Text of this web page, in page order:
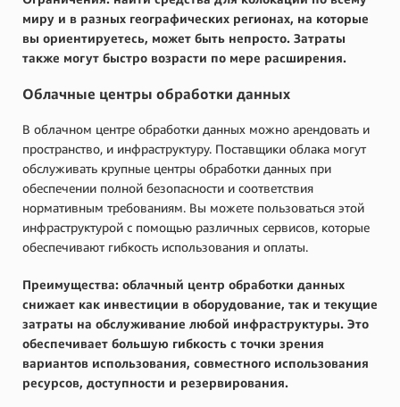
миру и в разных географических регионах, на которые
вы ориентируетесь, может быть непросто. Затраты
также могут быстро возрасти по мере расширения.
Облачные центры обработки данных
В облачном центре обработки данных можно арендовать и
пространство, и инфраструктуру. Поставщики облака могут
обслуживать крупные центры обработки данных при
обеспечении полной безопасности и соответствия
нормативным требованиям. Вы можете пользоваться этой
инфраструктурой с помощью различных сервисов, которые
обеспечивают гибкость использования и оплаты.
Преимущества: облачный центр обработки данных
снижает как инвестиции в оборудование, так и текущие
затраты на обслуживание любой инфраструктуры. Это
обеспечивает большую гибкость с точки зрения
вариантов использования, совместного использования
ресурсов, доступности и резервирования.